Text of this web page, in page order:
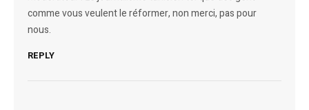
comme vous veulent le réformer, non merci, pas pour
nous.
REPLY